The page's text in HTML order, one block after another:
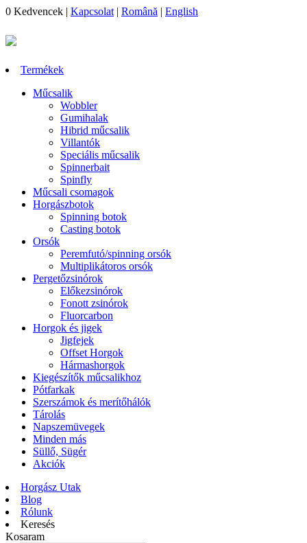
0 Kedvencek | Kapcsolat | Română | English
Termékek
Műcsalik
Wobbler
Gumihalak
Hibrid műcsalik
Villantók
Speciális műcsalik
Spinnerbait
Spinfly
Műcsali csomagok
Horgászbotok
Spinning botok
Casting botok
Orsók
Peremfutó/spinning orsók
Multiplikátoros orsók
Pergetőzsinórok
Előkezsinórok
Fonott zsinórok
Fluorcarbon
Horgok és jigek
Jigfejek
Offset Horgok
Hármashorgok
Kiegészítők műcsalikhoz
Pótfarkak
Szerszámok és merítőhálók
Tárolás
Napszemüvegek
Minden más
Süllő, Sügér
Akciók
Horgász Utak
Blog
Rólunk
Keresés
Kosaram